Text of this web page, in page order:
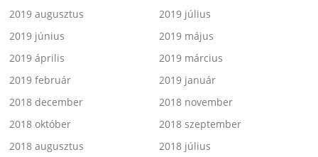
2019 augusztus
2019 július
2019 június
2019 május
2019 április
2019 március
2019 február
2019 január
2018 december
2018 november
2018 október
2018 szeptember
2018 augusztus
2018 július